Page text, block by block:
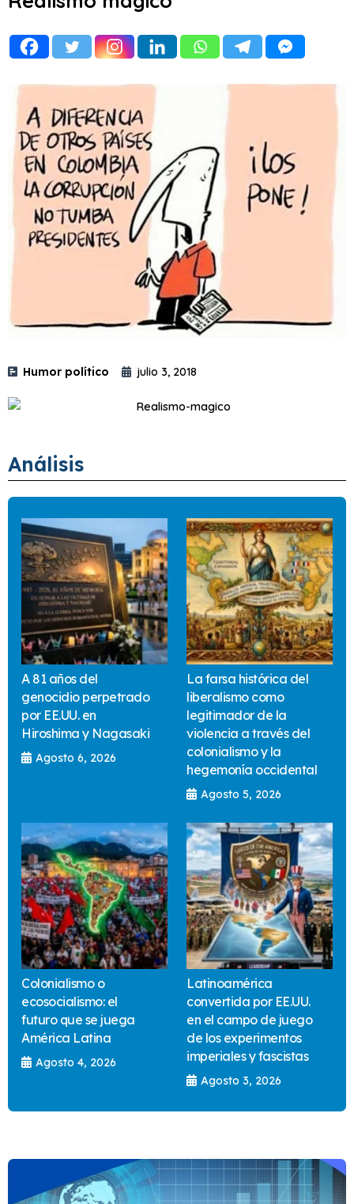
Humor político julio 3, 2018
Análisis
A 81 años del
genocidio perpetrado
por EE.UU. en
Hiroshima y Nagasaki
Agosto 6, 2026
La farsa histórica del
liberalismo como
legitimador de la
violencia a través del
colonialismo y la
hegemonía occidental
Agosto 5, 2026
Colonialismo o
ecosocialismo: el
futuro que se juega
América Latina
Agosto 4, 2026
Latinoamérica
convertida por EE.UU.
en el campo de juego
de los experimentos
imperiales y fascistas
Agosto 3, 2026